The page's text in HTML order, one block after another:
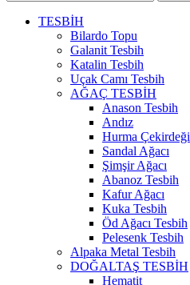
TESBİH
Bilardo Topu
Galanit Tesbih
Katalin Tesbih
Uçak Camı Tesbih
AĞAÇ TESBİH
Anason Tesbih
Andız
Hurma Çekirdeği
Sandal Ağacı
Şimşir Ağacı
Abanoz Tesbih
Kafur Ağacı
Kuka Tesbih
Öd Ağacı Tesbih
Pelesenk Tesbih
Alpaka Metal Tesbih
DOĞALTAŞ TESBİH
Hematit